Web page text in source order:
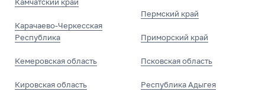
Камчатский край
Карачаево-Черкесская
Республика
Кемеровская область
Кировская область
Пермский край
Приморский край
Псковская область
Республика Адыгея